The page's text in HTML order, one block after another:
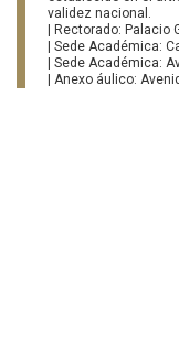
validez nacional.
| Rectorado: Palacio
| Sede Académica:
| Sede Académica:
| Anexo áulico: